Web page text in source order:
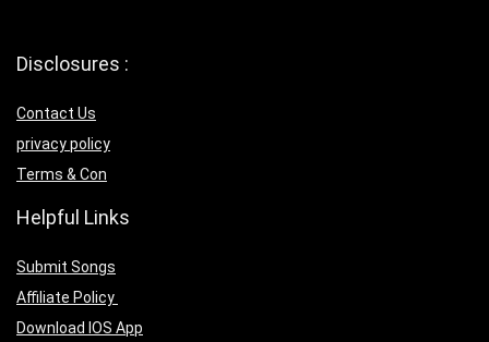
Disclosures :
Contact Us
privacy policy
Terms & Con
Helpful Links
Submit Songs
Affiliate Policy
Download IOS App